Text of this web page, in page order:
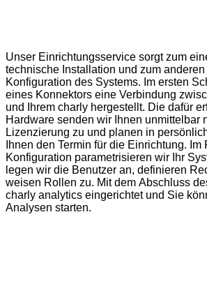
Unser Einrichtungsservice sorgt zum
technische Installation und zum
Konfiguration des Systems. Im ersten
eines Konnektors eine Verbindung
und Ihrem charly hergestellt. Die dafür
Hardware senden wir Ihnen unmittelbar
Lizenzierung zu und planen in
Ihnen den Termin für die Einrichtung. Im
Konfiguration parametrisieren wir Ihr
legen wir die Benutzer an, definieren
weisen Rollen zu. Mit dem Abschluss
charly analytics eingerichtet und Sie
Analysen starten.